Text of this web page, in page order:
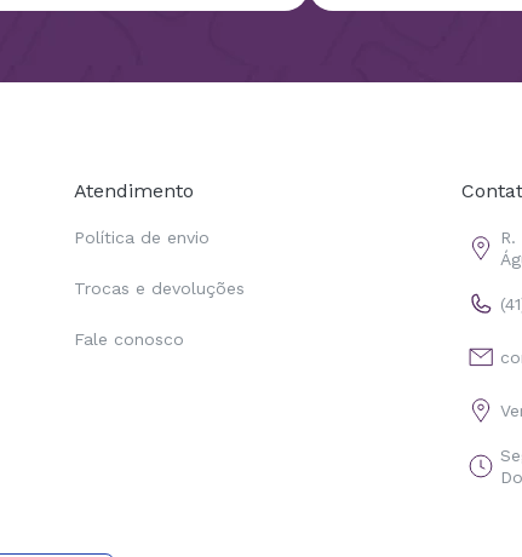
Atendimento
Política de envio
Trocas e devoluções
Fale conosco